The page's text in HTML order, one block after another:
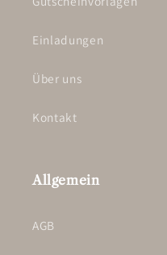
Einladungen
Über uns
Kontakt
Allgemein
AGB